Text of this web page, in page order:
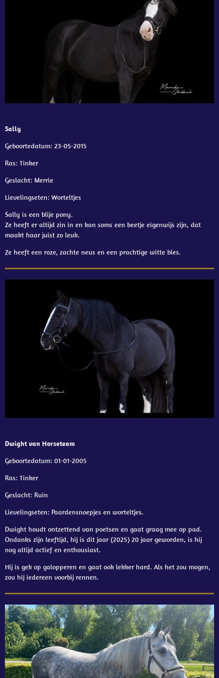
Sally
Geboortedatum: 23-05-2015
Ras: Tinker
Geslacht: Merrie
Lievelingseten: Worteltjes
Sally is een blije pony.
Ze heeft er altijd zin in en kan soms een beetje eigenwijs zijn, dat
maakt haar juist zo leuk.
Ze heeft een roze, zachte neus en een prachtige witte bles.
Dwight van Horseteam
Geboortedatum: 01-01-2005
Ras: Tinker
Geslacht: Ruin
Lievelingseten: Paardensnoepjes en worteltjes.
Dwight houdt ontzettend van poetsen en gaat graag mee op pad.
Ondanks zijn leeftijd, hij is dit jaar (2025) 20 jaar geworden, is hij
nog altijd actief en enthousiast.
Hij is gek op galopperen en gaat ook lekker hard. Als het zou mogen,
zou hij iedereen voorbij rennen.